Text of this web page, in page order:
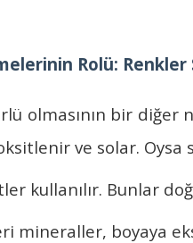
Rolü: Renkler
olmasının bir
ve solar. Oysa
kullanılır. Bunlar
mineraller, boyaya